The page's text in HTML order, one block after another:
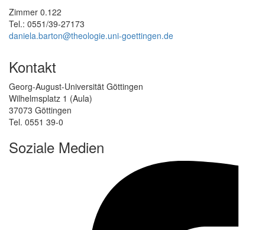
Zimmer 0.122
Tel.: 0551/39-27173
daniela.barton@theologie.uni-goettingen.de
Kontakt
Georg-August-Universität Göttingen
Wilhelmsplatz 1 (Aula)
37073 Göttingen
Tel. 0551 39-0
Soziale Medien